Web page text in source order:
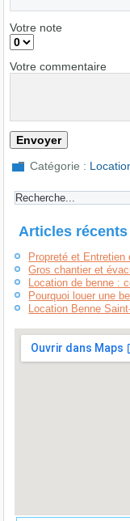
Votre note
Votre commentaire
Catégorie :
Articles récents
Propreté et
Gros chantier et
Location de benne :
Pourquoi louer une
Location Benne